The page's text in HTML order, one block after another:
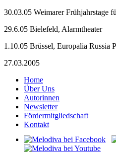
30.03.05 Weimarer Frühjahrstage
29.6.05 Bielefeld, Alarmtheater
1.10.05 Brüssel, Europalia Russia
27.03.2005
Home
Über Uns
Autorinnen
Newsletter
Fördermitgliedschaft
Kontakt